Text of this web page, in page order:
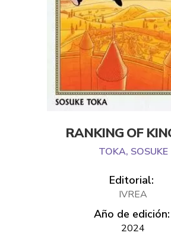
RANKING OF
TOKA, SOSUKE
Editorial:
IVREA
Año de edición:
2024